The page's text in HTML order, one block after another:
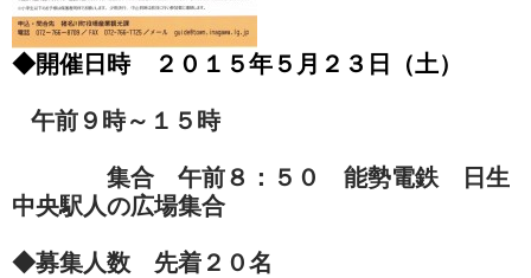
◆開催日時 ２０１５年５月２３日（土）
午前９時～１５時
集合 午前８：５０ 能勢電鉄 日生
中央駅人の広場集合
◆募集人数 先着２０名